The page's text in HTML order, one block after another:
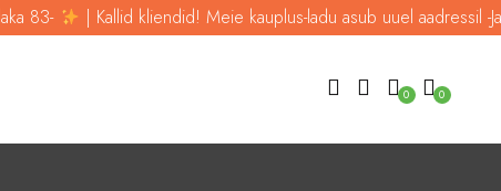
| Kallid kliendid! Meie kauplus-ladu asub uuel aadressil -Jalaka 83-
0
0